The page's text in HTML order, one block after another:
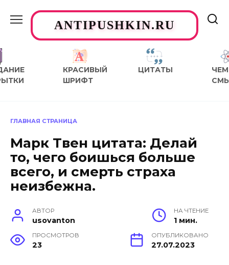
содержаниюANTIPUSHKIN.RU
КРАСИВЫЙ
ШРИФТ
ЦИТАТЫ
ЧЕМ
ГЛАВНАЯ СТРАНИЦА
Марк Твен цитата: Делай
то, чего боишься больше
всего, и смерть страха
неизбежна.
АВТОР
usovanton
НА ЧТЕНИЕ
1 мин.
ПРОСМОТРОВ
23
ОПУБЛИКОВАНО
27.07.2023